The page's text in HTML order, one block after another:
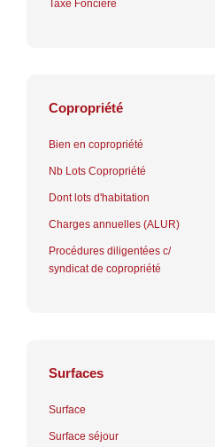
Taxe Foncière
Copropriété
Bien en copropriété
Nb Lots Copropriété
Dont lots d'habitation
Charges annuelles (ALUR)
Procédures diligentées c/
syndicat de copropriété
Surfaces
Surface
Surface séjour